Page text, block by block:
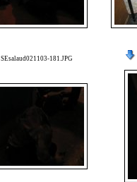
SEsalaud021103-181.JPG